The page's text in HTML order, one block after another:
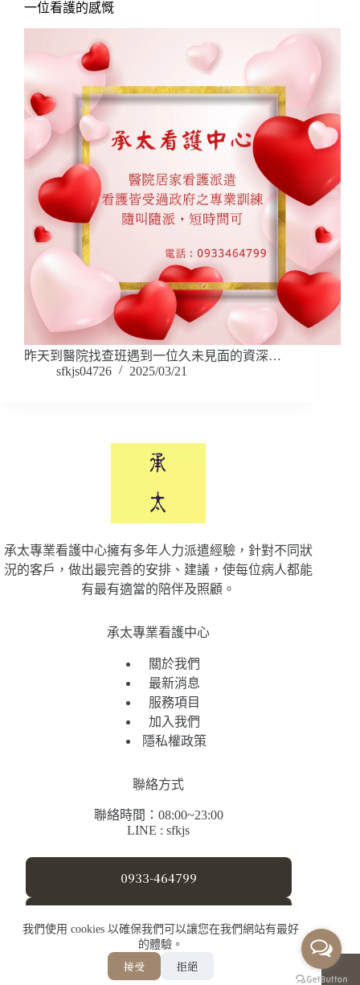
我們使用 cookies 以確保我們可以讓您在我們網站有最好
的體驗。
接受 拒絕
一位看護的感慨
昨天到醫院找查班遇到一位久未見面的資深…
sfkjs04726
2025/03/21
承太專業看護中心擁有多年人力派遣經驗，針對不同狀
況的客戶，做出最完善的安排、建議，使每位病人都能
有最有適當的陪伴及照顧。
承太專業看護中心
關於我們
最新消息
服務項目
加入我們
隱私權政策
聯絡方式
聯絡時間：08:00~23:00
LINE : sfkjs
0933-464799
版權 © 2026 -